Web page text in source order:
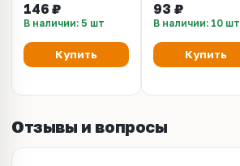
(54G0P00) - 125 000
стр.
146 ₽
В наличии: 5 шт
Купить
93 ₽
В наличии: 10 шт
Купить
Отзывы и вопросы